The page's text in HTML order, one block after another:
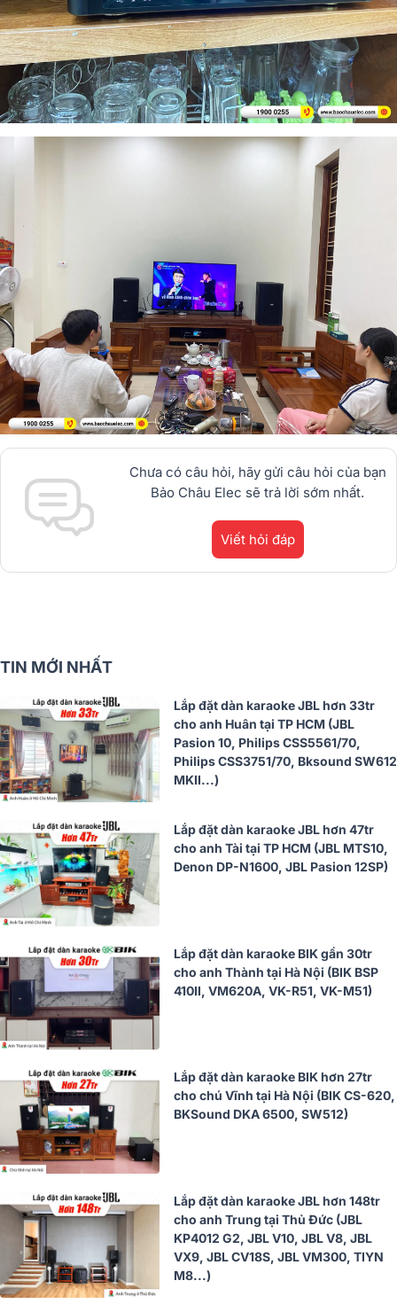
Chưa có câu hỏi, hãy gửi câu hỏi của bạn
Bảo Châu Elec sẽ trả lời sớm nhất.
Viết hỏi đáp
TIN MỚI NHẤT
Lắp đặt dàn karaoke JBL hơn 33tr
cho anh Huân tại TP HCM (JBL
Pasion 10, Philips CSS5561/70,
Philips CSS3751/70, Bksound SW612
MKII...)
Lắp đặt dàn karaoke JBL hơn 47tr
cho anh Tài tại TP HCM (JBL MTS10,
Denon DP-N1600, JBL Pasion 12SP)
Lắp đặt dàn karaoke BIK gần 30tr
cho anh Thành tại Hà Nội (BIK BSP
410II, VM620A, VK-R51, VK-M51)
Lắp đặt dàn karaoke BIK hơn 27tr
cho chú Vĩnh tại Hà Nội (BIK CS-620,
BKSound DKA 6500, SW512)
Lắp đặt dàn karaoke JBL hơn 148tr
cho anh Trung tại Thủ Đức (JBL
KP4012 G2, JBL V10, JBL V8, JBL
VX9, JBL CV18S, JBL VM300, TIYN
M8...)